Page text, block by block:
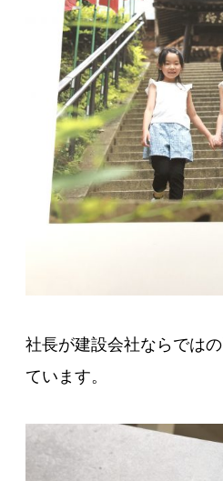
社長が建設会社ならでは
ています。